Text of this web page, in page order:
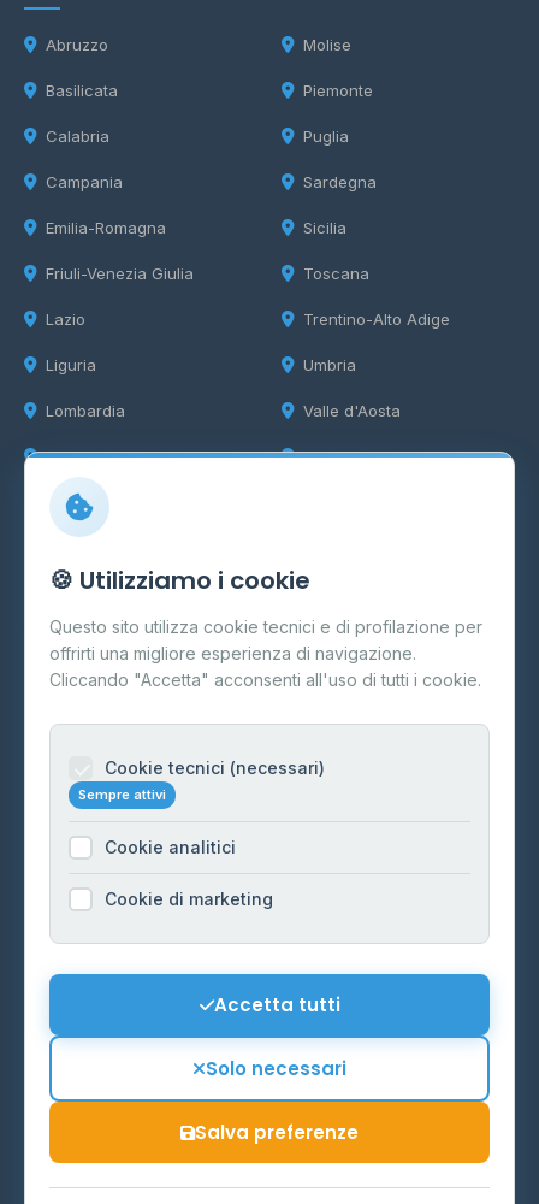
Abruzzo
Basilicata
Calabria
Campania
Emilia-Romagna
Friuli-Venezia Giulia
Lazio
Liguria
Lombardia
Marche
Molise
Piemonte
Puglia
Sardegna
Sicilia
Toscana
Trentino-Alto Adige
Umbria
Valle d'Aosta
Veneto
Info
Cos'è il GPL
FAQ
Contatti
Informazioni legali
Cookie Policy
Preferenze Cookie
Mappa del sito
🍪 Utilizziamo i cookie
Questo sito utilizza cookie tecnici e di profilazione per
offrirti una migliore esperienza di navigazione.
Cliccando "Accetta" acconsenti all'uso di tutti i cookie.
Cookie tecnici (necessari)
Sempre attivi
Cookie analitici
Cookie di marketing
Accetta tutti
Solo necessari
Salva preferenze